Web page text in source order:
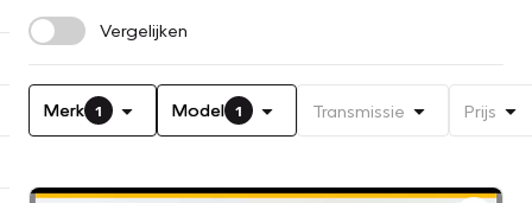
Vergelijken
Merk 1 Model 1 Transmissie Prijs